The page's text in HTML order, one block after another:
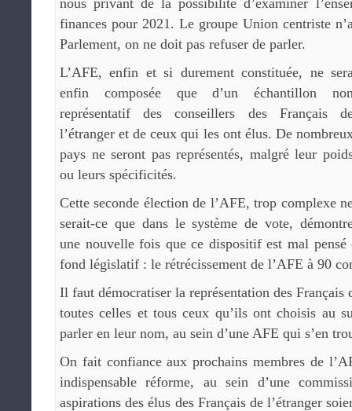
nous privant de la possibilité d’examiner
finances pour 2021. Le groupe Union centriste
Parlement, on ne doit pas refuser de parler.
L’AFE, enfin et si durement constituée, ne
enfin composée que d’un échantillon
représentatif des conseillers des Français
l’étranger et de ceux qui les ont élus. De
pays ne seront pas représentés, malgré leur
ou leurs spécificités.
Cette seconde élection de l’AFE, trop complexe
serait-ce que dans le système de vote,
une nouvelle fois que ce dispositif est mal pensé
fond législatif : le rétrécissement de l’AFE à 90
Il faut démocratiser la représentation des Français
toutes celles et tous ceux qu’ils ont choisis au
parler en leur nom, au sein d’une AFE qui s’en
On fait confiance aux prochains membres de
indispensable réforme, au sein d’une
aspirations des élus des Français de l’étranger